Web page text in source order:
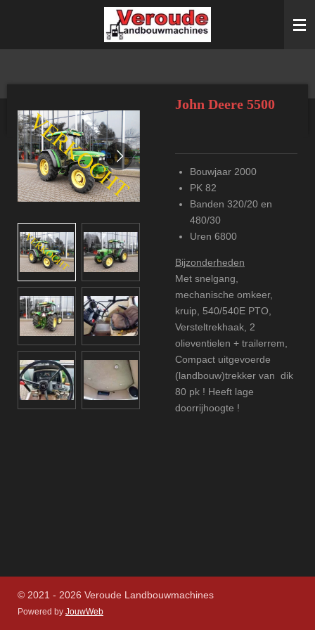
John Deere 5500
Bouwjaar 2000
PK 82
Banden 320/20 en
480/30
Uren 6800
Bijzonderheden
Met snelgang,
mechanische omkeer,
kruip, 540/540E PTO,
Versteltrekhaak, 2
olieventielen + trailerrem,
Compact uitgevoerde
(landbouw)trekker van dik
80 pk ! Heeft lage
doorrijhoogte !
© 2021 - 2026 Veroude Landbouwmachines
Powered by JouwWeb